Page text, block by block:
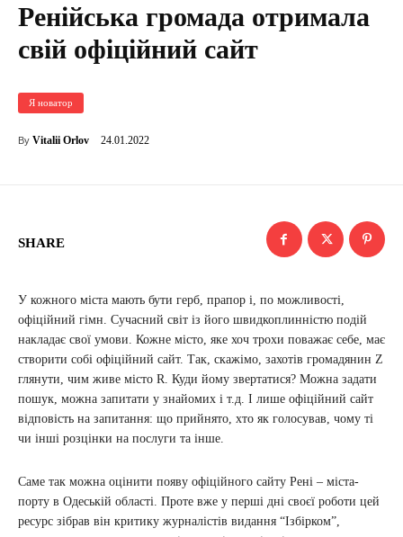
Ренійська громада отримала
свій офіційний сайт
Я новатор
By Vitalii Orlov 24.01.2022
SHARE
У кожного міста мають бути герб, прапор і, по можливості,
офіційний гімн. Сучасний світ із його швидкоплинністю подій
накладає свої умови. Кожне місто, яке хоч трохи поважає себе, має
створити собі офіційний сайт. Так, скажімо, захотів громадянин Z
глянути, чим живе місто R. Куди йому звертатися? Можна задати
пошук, можна запитати у знайомих і т.д. І лише офіційний сайт
відповість на запитання: що прийнято, хто як голосував, чому ті
чи інші розцінки на послуги та інше.
Саме так можна оцінити появу офіційного сайту Рені – міста-
порту в Одеській області. Проте вже у перші дні своєї роботи цей
ресурс зібрав він критику журналістів видання “Ізбірком”,